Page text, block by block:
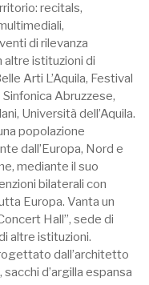
recitals,
di rilevanza
altre istituzioni di
Arti L’Aquila, Festival
Abruzzese,
Università dell’Aquila.
popolazione
dall’Europa, Nord e
mediante il suo
bilaterali con
Europa. Vanta un
Hall”, sede di
altre istituzioni.
dall’architetto
d’argilla espansa